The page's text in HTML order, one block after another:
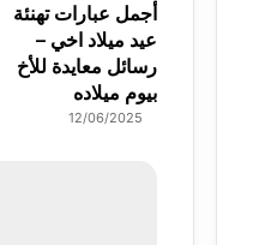
أجمل عبارات تهنئة
عيد ميلاد اخي –
رسائل معايدة للأخ
بيوم ميلاده
12/06/2025